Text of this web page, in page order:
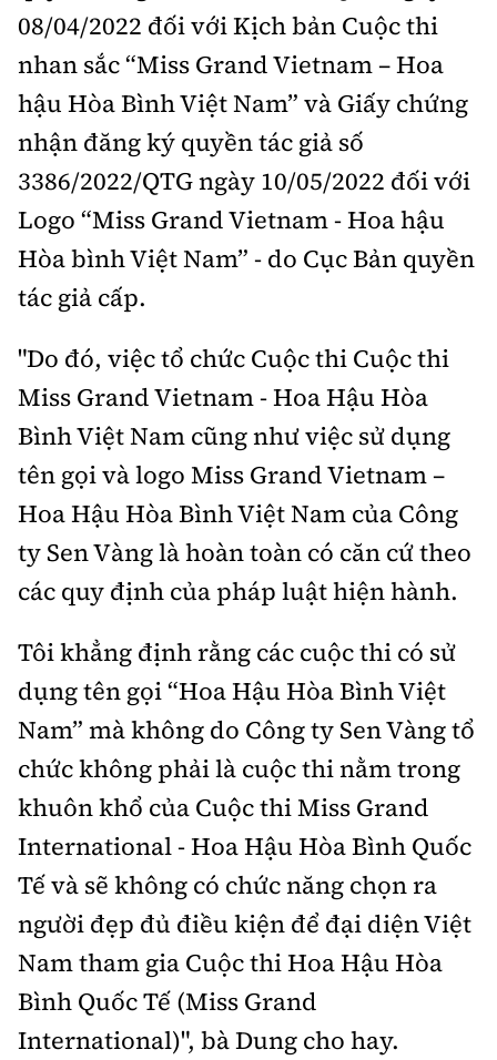
08/04/2022 đối với Kịch bản Cuộc thi
nhan sắc “Miss Grand Vietnam – Hoa
hậu Hòa Bình Việt Nam” và Giấy chứng
nhận đăng ký quyền tác giả số
3386/2022/QTG ngày 10/05/2022 đối với
Logo “Miss Grand Vietnam - Hoa hậu
Hòa bình Việt Nam” - do Cục Bản quyền
tác giả cấp.
"Do đó, việc tổ chức Cuộc thi Cuộc thi
Miss Grand Vietnam - Hoa Hậu Hòa
Bình Việt Nam cũng như việc sử dụng
tên gọi và logo Miss Grand Vietnam –
Hoa Hậu Hòa Bình Việt Nam của Công
ty Sen Vàng là hoàn toàn có căn cứ theo
các quy định của pháp luật hiện hành.
Tôi khẳng định rằng các cuộc thi có sử
dụng tên gọi “Hoa Hậu Hòa Bình Việt
Nam” mà không do Công ty Sen Vàng tổ
chức không phải là cuộc thi nằm trong
khuôn khổ của Cuộc thi Miss Grand
International - Hoa Hậu Hòa Bình Quốc
Tế và sẽ không có chức năng chọn ra
người đẹp đủ điều kiện để đại diện Việt
Nam tham gia Cuộc thi Hoa Hậu Hòa
Bình Quốc Tế (Miss Grand
International)", bà Dung cho hay.